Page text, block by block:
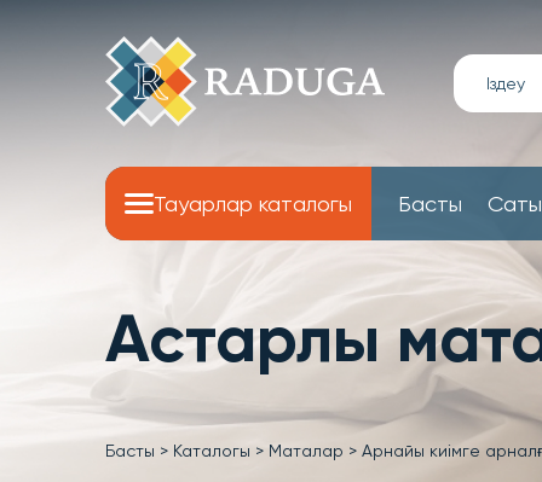
Тауарлар каталогы Басты
Астарлы
Басты > Каталогы > Маталар > Арнайы киімге